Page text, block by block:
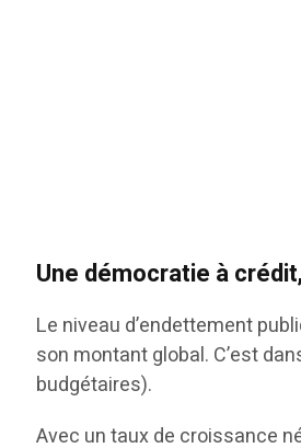
Une démocratie à
Le niveau d’endettement
son montant global. C’est
budgétaires).
Avec un taux de croissance